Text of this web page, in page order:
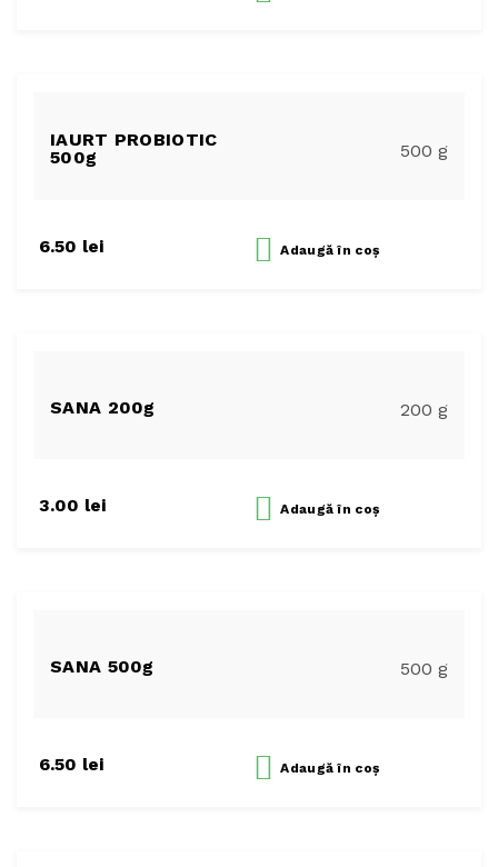
IAURT PROBIOTIC
500g
500 g
6.50 lei Adaugăîn coș
SANA 200g 200 g
3.00 lei Adaugăîn coș
SANA 500g 500 g
6.50 lei Adaugăîn coș